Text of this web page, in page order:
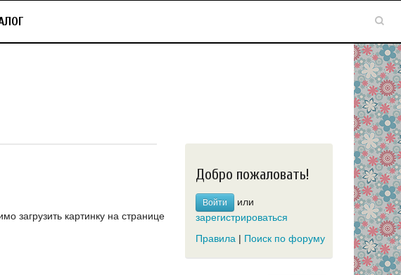
загрузить картинку на странице
Добро пожаловать!
Войти
или
зарегистрироваться
Правила | Поиск по форуму